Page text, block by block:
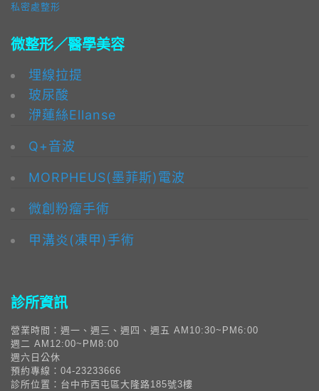
私密處整形
微整形／醫學美容
埋線拉提
玻尿酸
洢蓮絲Ellanse
Q+音波
MORPHEUS(墨菲斯)電波
微創粉瘤手術
甲溝炎(凍甲)手術
診所資訊
營業時間：週一、週三、週四、週五 AM10:30~PM6:00
週二 AM12:00~PM8:00
週六日公休
預約專線：04-23233666
診所位置：台中市西屯區大隆路185號3樓